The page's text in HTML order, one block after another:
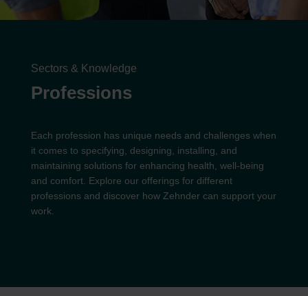
Sectors & Knowledge
Professions
Each profession has unique needs and challenges when
it comes to specifying, designing, installing, and
maintaining solutions for enhancing health, well-being
and comfort. Explore our offerings for different
professions and discover how Zehnder can support your
work.